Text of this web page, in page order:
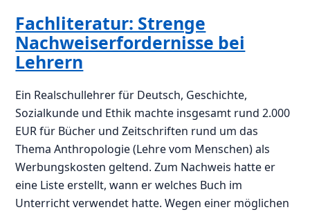
Fachliteratur: Strenge
Nachweiserfordernisse bei
Lehrern
Ein Realschullehrer für Deutsch, Geschichte,
Sozialkunde und Ethik machte insgesamt rund 2.000
EUR für Bücher und Zeitschriften rund um das
Thema Anthropologie (Lehre vom Menschen) als
Werbungskosten geltend. Zum Nachweis hatte er
eine Liste erstellt, wann er welches Buch im
Unterricht verwendet hatte. Wegen einer möglichen